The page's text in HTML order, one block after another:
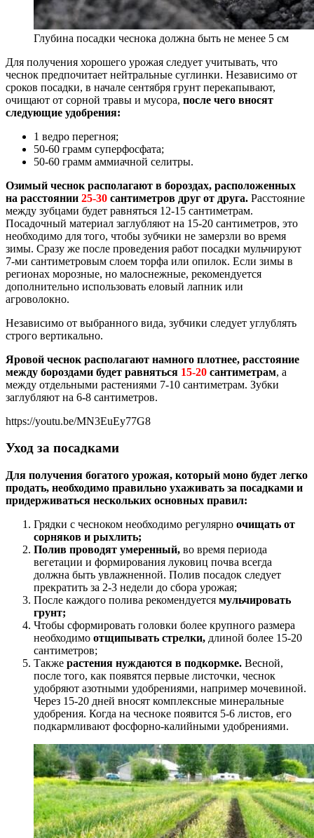
Глубина посадки чеснока должна быть не менее 5 см
Для получения хорошего урожая следует учитывать, что
чеснок предпочитает нейтральные суглинки. Независимо от
сроков посадки, в начале сентября грунт перекапывают,
очищают от сорной травы и мусора, после чего вносят
следующие удобрения:
1 ведро перегноя;
50-60 грамм суперфосфата;
50-60 грамм аммиачной селитры.
Озимый чеснок располагают в бороздах, расположенных
на расстоянии 25-30 сантиметров друг от друга. Расстояние
между зубцами будет равняться 12-15 сантиметрам.
Посадочный материал заглубляют на 15-20 сантиметров, это
необходимо для того, чтобы зубчики не замерзли во время
зимы. Сразу же после проведения работ посадки мульчируют
7-ми сантиметровым слоем торфа или опилок. Если зимы в
регионах морозные, но малоснежные, рекомендуется
дополнительно использовать еловый лапник или
агроволокно.
Независимо от выбранного вида, зубчики следует углублять
строго вертикально.
Яровой чеснок располагают намного плотнее, расстояние
между бороздами будет равняться 15-20 сантиметрам, а
между отдельными растениями 7-10 сантиметрам. Зубки
заглубляют на 6-8 сантиметров.
https://youtu.be/MN3EuEy77G8
Уход за посадками
Для получения богатого урожая, который моно будет легко
продать, необходимо правильно ухаживать за посадками и
придерживаться нескольких основных правил:
Грядки с чесноком необходимо регулярно очищать от
сорняков и рыхлить;
Полив проводят умеренный, во время периода
вегетации и формирования луковиц почва всегда
должна быть увлажненной. Полив посадок следует
прекратить за 2-3 недели до сбора урожая;
После каждого полива рекомендуется мульчировать
грунт;
Чтобы сформировать головки более крупного размера
необходимо отщипывать стрелки, длиной более 15-20
сантиметров;
Также растения нуждаются в подкормке. Весной,
после того, как появятся первые листочки, чеснок
удобряют азотными удобрениями, например мочевиной.
Через 15-20 дней вносят комплексные минеральные
удобрения. Когда на чесноке появится 5-6 листов, его
подкармливают фосфорно-калийными удобрениями.